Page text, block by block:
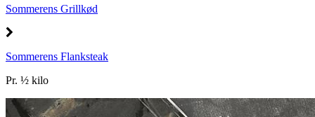
Sommerens Grillkød
Sommerens Flanksteak
Pr. ½ kilo